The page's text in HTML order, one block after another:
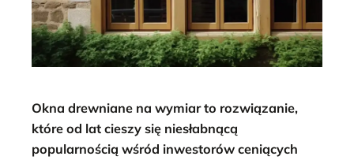
Okna drewniane na wymiar to rozwiązanie,
które od lat cieszy się niesłabnącą
popularnością wśród inwestorów ceniących